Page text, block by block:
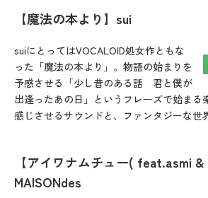
【魔法の本より】sui
suiにとってはVOCALOID処女作ともな
った「魔法の本より」。物語の始まりを
予感させる「少し昔のある話 君と僕が
出逢ったあの日」というフレーズで始まる
感じさせるサウンドと、ファンタジーな世
【アイワナムチュー( feat.asmi &
MAISONdes